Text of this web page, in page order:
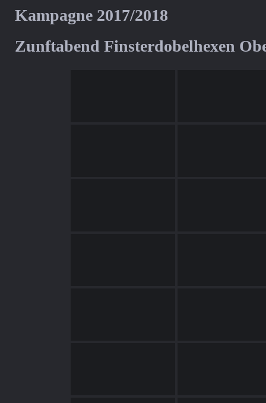
Kampagne 2017/2018
Zunftabend Finsterdobelhexen